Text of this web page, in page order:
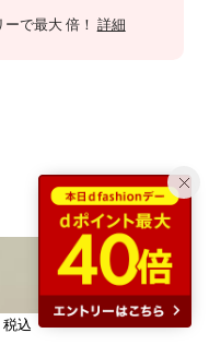
ーで最大 倍！ 詳細
税込